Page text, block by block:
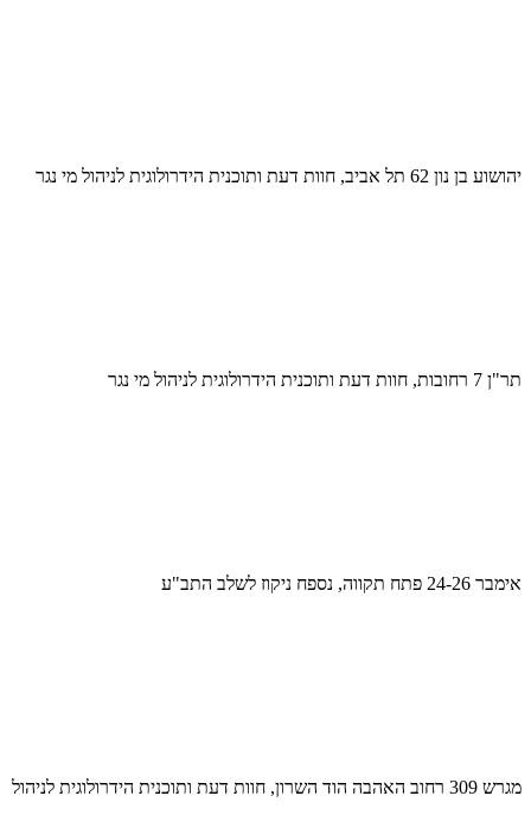
יהושוע בן נון 62 תל אביב, חוות דעת ותוכנית הידרולוגית לניהול מי נגר
תר"ן 7 רחובות, חוות דעת ותוכנית הידרולוגית לניהול מי נגר
אימבר 24-26 פתח תקווה, נספח ניקוז לשלב התב"ע
מגרש 309 רחוב האהבה הוד השרון, חוות דעת ותוכנית הידרולוגית לניהול